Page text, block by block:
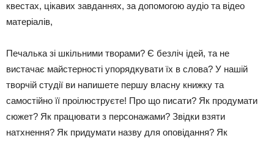
квестах, цікавих завданнях, за допомогою аудіо та відео
матеріалів,
Печалька зі шкільними творами? Є безліч ідей, та не
вистачає майстерності упорядкувати їх в слова? У нашій
творчій студії ви напишете першу власну книжку та
самостійно її проілюструєте! Про що писати? Як продумати
сюжет? Як працювати з персонажами? Звідки взяти
натхнення? Як придумати назву для оповідання? Як